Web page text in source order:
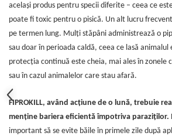
același produs pentru specii diferite – ceea ce
poate fi toxic pentru o pisică. Un alt lucru
pe termen lung. Mulți stăpâni administrează o
sau doar în perioada caldă, ceea ce lasă
protecția continuă este cheia, mai ales în zonele
sau în cazul animalelor care stau afară.
FIPROKILL, având acțiune de o lună, trebuie
menține bariera eficientă împotriva paraziților.
important să se evite băile în primele zile după